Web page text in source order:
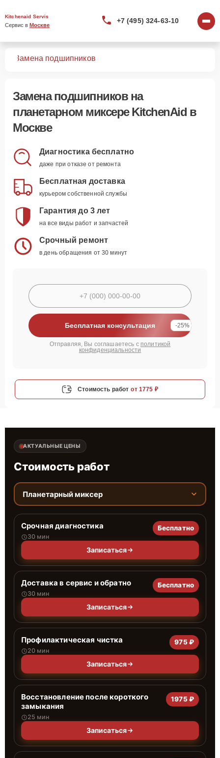
Kitchenaid Servis
Сервис в Москве
+7 (495) 324-63-10
Замена подшипников
Замена подшипниковна
планетарном миксере KitchenAid в
Москве
Диагностика бесплатно
даже при отказе от ремонта
Бесплатная доставка
курьером собственной службы
Гарантия до 3 лет
на все виды работ и запчастей
Срочный ремонт
в день обращения от 30 минут
Бесплатная консультация -25%
Отправляя, Вы соглашаетесь с политикой
конфиденциальности
Стоимость работ от 1775 ₽
АКТУАЛЬНЫЕ ЦЕНЫ
Стоимость работ
Планетарный миксер
Срочная диагностика
30 мин
Бесплатно
Записаться
Доставка в сервис и обратно
30 мин
Бесплатно
Записаться
Профилактическая чистка
20 мин
975 ₽
Записаться
Восстановление после короткого
замыкания
25 мин
1975 ₽
Записаться